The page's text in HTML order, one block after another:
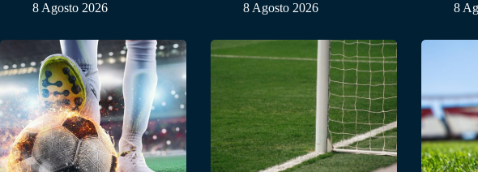
8 Agosto 2026
8 Agosto 2026
8